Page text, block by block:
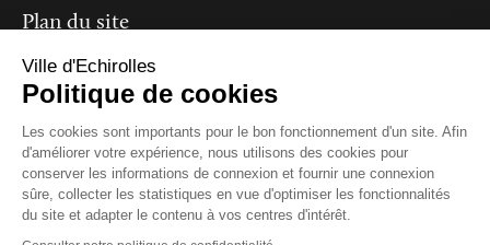
Plan du site
Suivez-nous
Ville d'Echirolles
Politique de cookies
Les cookies sont importants pour le bon fonctionnement d'un site. Afin
d'améliorer votre expérience, nous utilisons des cookies pour
conserver les informations de connexion et fournir une connexion
sûre, collecter les statistiques en vue d'optimiser les fonctionnalités
du site et adapter le contenu à vos centres d'intérêt.